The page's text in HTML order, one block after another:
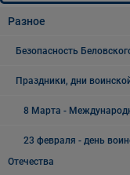
Разное
Безопасность
Праздники, дни
8 Марта -
23 февраля - день
Отечества